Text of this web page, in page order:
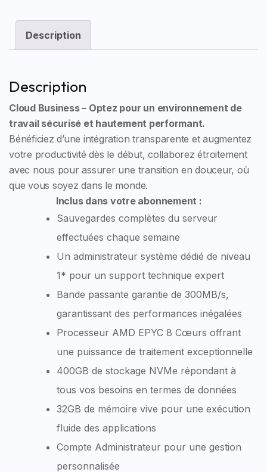
Description
Description
Cloud Business – Optez pour un environnement de
travail sécurisé et hautement performant.
Bénéficiez d’une intégration transparente et augmentez
votre productivité dès le début, collaborez étroitement
avec nous pour assurer une transition en douceur, où
que vous soyez dans le monde.
Inclus dans votre abonnement :
Sauvegardes complètes du serveur
effectuées chaque semaine
Un administrateur système dédié de niveau
1* pour un support technique expert
Bande passante garantie de 300MB/s,
garantissant des performances inégalées
Processeur AMD EPYC 8 Cœurs offrant
une puissance de traitement exceptionnelle
400GB de stockage NVMe répondant à
tous vos besoins en termes de données
32GB de mémoire vive pour une exécution
fluide des applications
Compte Administrateur pour une gestion
personnalisée